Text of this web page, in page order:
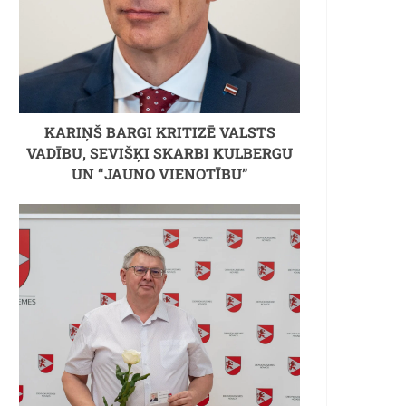
un Hilarija Tomasa (26 gadu starpība)
KARIŅŠ BARGI KRITIZĒ VALSTS
VADĪBU, SEVIŠĶI SKARBI KULBERGU
UN “JAUNO VIENOTĪBU”